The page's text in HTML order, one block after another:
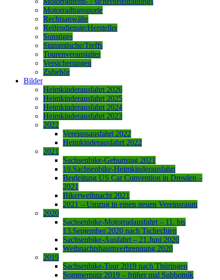
Motorradtransporte
Rechtsanwälte
Reifendienste/Hersteller
Sonstiges
Stammtische/Treffs
Tourenveranstalter
Versicherungen
Zubehör
Bilder
Heimkinderausfahrt 2026
Heimkinderausfahrt 2025
Heimkinderausfahrt 2024
Heimkinderausfahrt 2023
2022
Vereinssausfahrt 2022
Heimkinderausfahrt 2022
2021
Sachsenbike-Geburtstag 2021
19.Sachsenbike-Heimkinderausfahrt
Begleitung US Car Convention in Dresden –
2021
Bikerweihnacht 2021
2021 – Umzug in einen neuen Vereinsraum
2020
Sachsenbike-Motorradausfahrt – 11. bis
13.September 2020 nach Tschechien
Sachsenbike-Ausfahrt – 21.Juni 2020
Weihnachtsbaumverbrennung 2020
2019
Sachsenbike-Tour 2019 nach Thüringen
Sommerputz 2019 – früher mal Subbotnik